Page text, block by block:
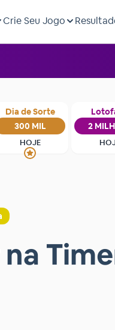
Crie Seu Jogo
Dia de Sorte
300 MIL
HOJE
2